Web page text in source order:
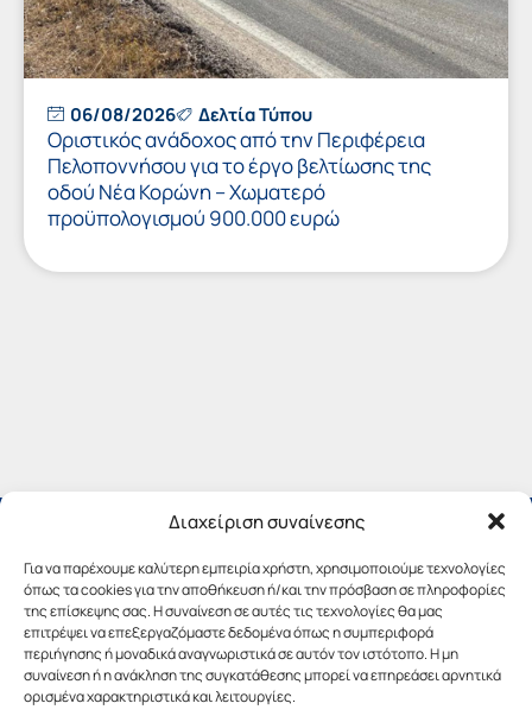
Διαχείριση συναίνεσης
Για να παρέχουμε καλύτερη εμπειρία χρήστη, χρησιμοποιούμε τεχνολογίες
όπως τα cookies για την αποθήκευση ή/και την πρόσβαση σε πληροφορίες
της επίσκεψης σας. Η συναίνεση σε αυτές τις τεχνολογίες θα μας
επιτρέψει να επεξεργαζόμαστε δεδομένα όπως η συμπεριφορά
περιήγησης ή μοναδικά αναγνωριστικά σε αυτόν τον ιστότοπο. Η μη
συναίνεση ή η ανάκληση της συγκατάθεσης μπορεί να επηρεάσει αρνητικά
ορισμένα χαρακτηριστικά και λειτουργίες.
06/08/2026 Δελτία Τύπου
Οριστικός ανάδοχος από την Περιφέρεια
Πελοποννήσου για το έργο βελτίωσης της
οδού Νέα Κορώνη – Χωματερό
προϋπολογισμού 900.000 ευρώ